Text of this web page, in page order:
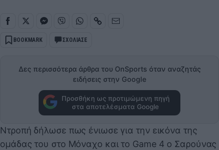
BOOKMARK ΣΧΟΛΙΑΣΕ
Δες περισσότερα άρθρα του OnSports όταν αναζητάς
ειδήσεις στην Google
Προσθήκη ως προτιμώμενη πηγή
στα αποτελέσματα Google
Ντροπή δήλωσε πως ένιωσε για την εικόνα της
ομάδας του στο Μόναχο και το Game 4 ο Σαρούνας